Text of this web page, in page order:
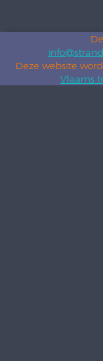
Deze website
Vlaams